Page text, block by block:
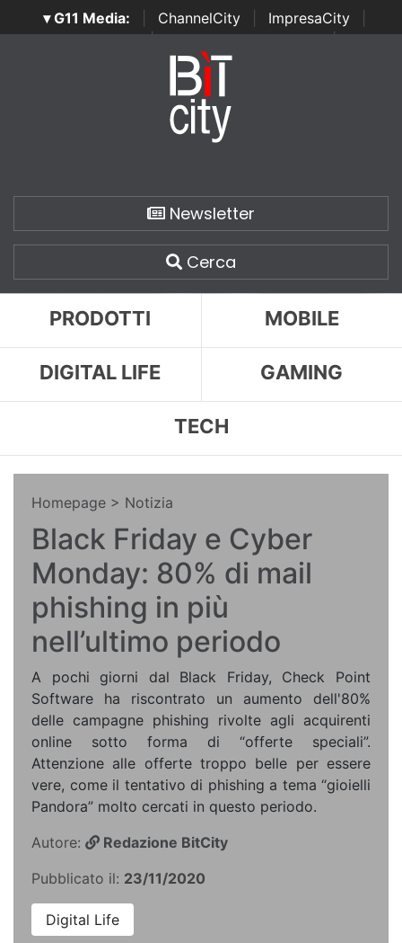
▾ G11 Media: ChannelCity ImpresaCity
SecurityOpenLab | Italian Channel Awards | Italian
Italian Security Awards
Newsletter
Cerca
PRODOTTI MOBILE
DIGITAL LIFE GAMING
TECH
Homepage > Notizia
Black Friday e Cyber
Monday: 80% di mail
phishing in più
nell’ultimo periodo
A pochi giorni dal Black Friday, Check Point
Software ha riscontrato un aumento dell'80%
delle campagne phishing rivolte agli acquirenti
online sotto forma di “offerte speciali”.
Attenzione alle offerte troppo belle per essere
vere, come il tentativo di phishing a tema “gioielli
Pandora” molto cercati in questo periodo.
Autore:
Redazione BitCity
Pubblicato il: 23/11/2020
Digital Life